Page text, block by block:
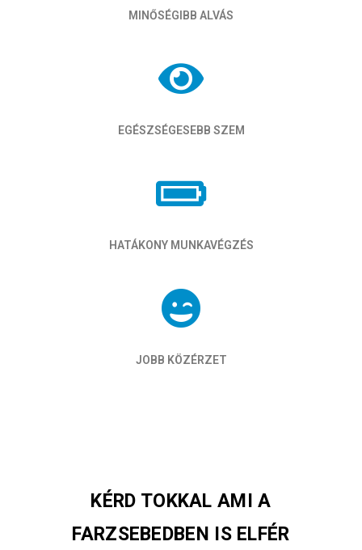
MINŐSÉGIBB ALVÁS
EGÉSZSÉGESEBB SZEM
HATÁKONY MUNKAVÉGZÉS
JOBB KÖZÉRZET
KÉRD TOKKAL AMI A
FARZSEBEDBEN IS ELFÉR